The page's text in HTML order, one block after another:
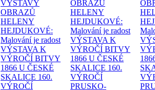
VÝSTAVY
OBRAZŮ
HELENY
HEJDUKOVÉ:
Malování je radost
VÝSTAVA K
VÝROČÍ BITVY
1866 U ČESKÉ
SKALICE 160.
VÝROČÍ
OBRAZŮ
HELENY
HEJDUKOVÉ:
Malování je radost
VÝSTAVA K
VÝROČÍ BITVY
1866 U ČESKÉ
SKALICE 160.
VÝROČÍ
PRUSKO-